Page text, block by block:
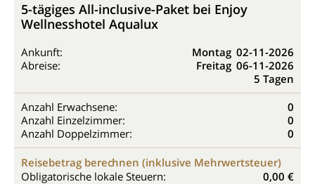
5-tägiges All-inclusive-Paket bei Enjoy
Wellnesshotel Aqualux
Ankunft: Montag 02-11-2026
Abreise:
Freitag 06-11-2026
5 Tagen
Anzahl Erwachsene:
0
Anzahl Einzelzimmer:
0
Anzahl Doppelzimmer:
0
Reisebetrag berechnen (inklusive Mehrwertsteuer)
Obligatorische lokale Steuern:
0,00 €